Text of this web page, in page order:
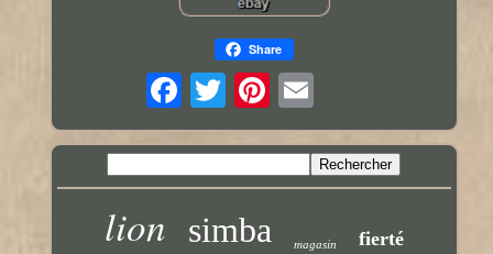
Share
lion simba magasin fierté